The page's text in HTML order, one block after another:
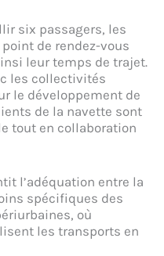
six passagers, les
de rendez-vous
leur temps de trajet.
les collectivités
le développement de
de la navette sont
tout en collaboration
l’adéquation entre la
spécifiques des
où
les transports en